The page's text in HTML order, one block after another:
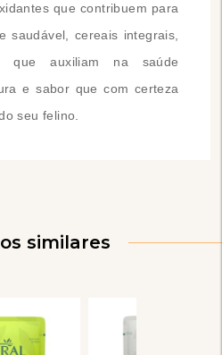
que contribuem para
saudável, cereais integrais,
que auxiliam na saúde
e sabor que com certeza
seu felino.
similares